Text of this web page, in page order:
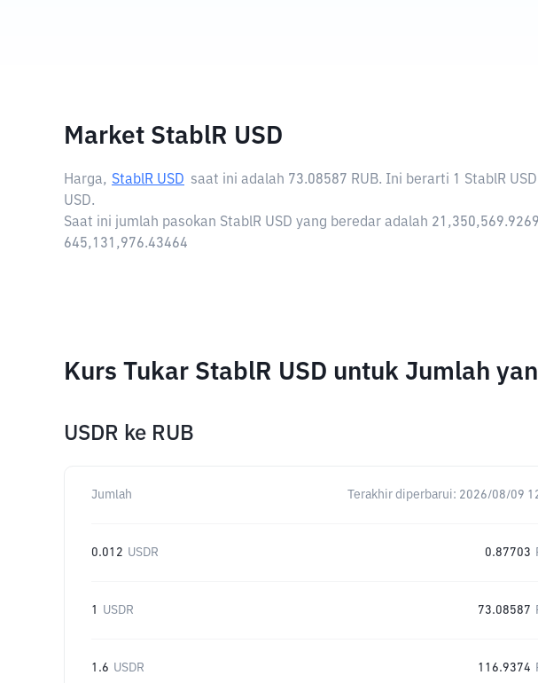
Market StablR USD
Harga, StablR USD saat ini adalah 73.08587 RUB. Ini berarti 1 StablR
USD.
Saat ini jumlah pasokan StablR USD yang beredar adalah
645,131,976.43464
Kurs Tukar StablR USD untuk Jumlah
USDR ke RUB
Jumlah Terakhir diperbarui: 2026/08/09
0.012 USDR 0.87703
1 USDR 73.08587
1.6 USDR 116.9374